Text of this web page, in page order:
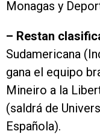
Monagas y
– Restan
Sudamericana
gana el equipo
Mineiro a la
(saldrá de
Española).